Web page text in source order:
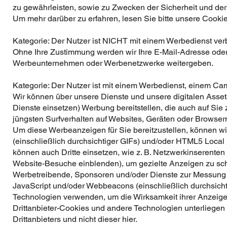
zu gewährleisten, sowie zu Zwecken der Sicherheit und
Um mehr darüber zu erfahren, lesen Sie bitte unsere
Kategorie: Der Nutzer ist NICHT mit einem Werbedienst
Ohne Ihre Zustimmung werden wir Ihre E-Mail-Adresse
Werbeunternehmen oder Werbenetzwerke weitergeben.
Kategorie: Der Nutzer ist mit einem Werbedienst, einem
Wir können über unsere Dienste und unsere digitalen
Dienste einsetzen) Werbung bereitstellen, die auch auf
jüngsten Surfverhalten auf Websites, Geräten oder
Um diese Werbeanzeigen für Sie bereitzustellen, können
(einschließlich durchsichtiger GIFs) und/oder HTML5
können auch Dritte einsetzen, wie z. B.
Website-Besuche einblenden), um gezielte Anzeigen zu
Werbetreibende, Sponsoren und/oder Dienste zur
JavaScript und/oder Webbeacons (einschließlich
Technologien verwenden, um die Wirksamkeit ihrer
Drittanbieter-Cookies und andere Technologien
Drittanbieters und nicht dieser hier.